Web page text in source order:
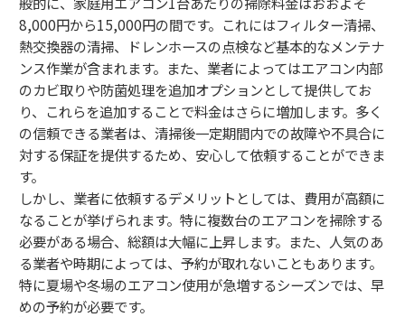
8,000円から15,000円の間です。これにはフィルター清掃、
熱交換器の清掃、ドレンホースの点検など基本的なメンテナ
ンス作業が含まれます。また、業者によってはエアコン内部
のカビ取りや防菌処理を追加オプションとして提供してお
り、これらを追加することで料金はさらに増加します。多く
の信頼できる業者は、清掃後一定期間内での故障や不具合に
対する保証を提供するため、安心して依頼することができま
す。
しかし、業者に依頼するデメリットとしては、費用が高額に
なることが挙げられます。特に複数台のエアコンを掃除する
必要がある場合、総額は大幅に上昇します。また、人気のあ
る業者や時期によっては、予約が取れないこともあります。
特に夏場や冬場のエアコン使用が急増するシーズンでは、早
めの予約が必要です。